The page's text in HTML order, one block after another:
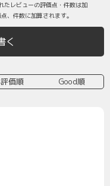
たレビューの評価点・件数は加
、件数に加算されます。
く
価順 Good順